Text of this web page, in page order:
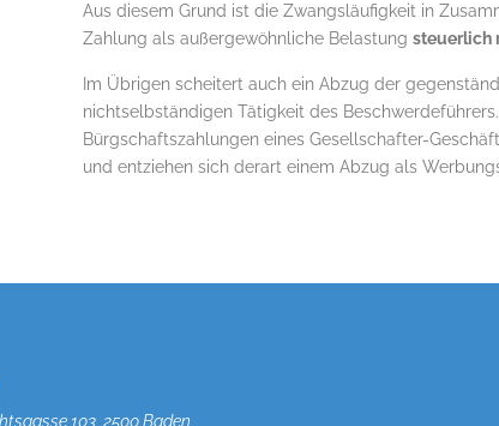
Aus diesem Grund ist die Zwangsläufigkeit in
Zahlung als außergewöhnliche Belastung steuerlich
Im Übrigen scheitert auch ein Abzug der
nichtselbständigen Tätigkeit des
Bürgschaftszahlungen eines Gesellschafter-
und entziehen sich derart einem Abzug als
103, 2500 Baden